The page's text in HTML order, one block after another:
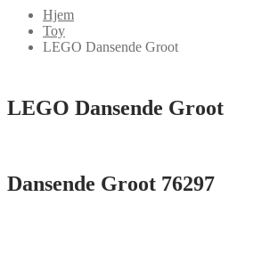
Hjem
Toy
LEGO Dansende Groot
LEGO Dansende Groot
Dansende Groot 76297